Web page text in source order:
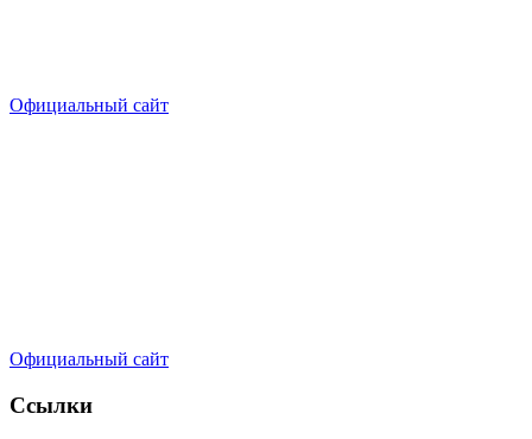
Официальный сайт
Официальный сайт
Ссылки